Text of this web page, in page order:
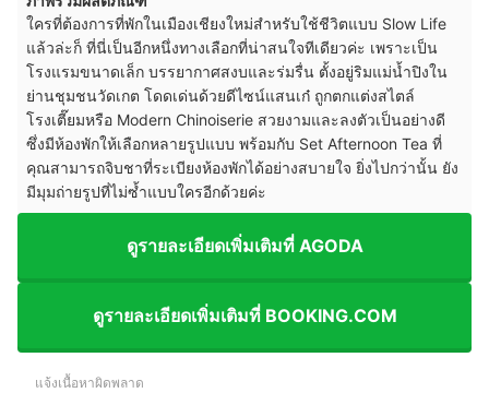
ใครที่ต้องการที่พักในเมืองเชียงใหม่สำหรับใช้ชีวิตแบบ Slow Life
แล้วล่ะก็ ที่นี่เป็นอีกหนึ่งทางเลือกที่น่าสนใจทีเดียวค่ะ เพราะเป็น
โรงแรมขนาดเล็ก บรรยากาศสงบและร่มรื่น ตั้งอยู่ริมแม่น้ำปิงใน
ย่านชุมชนวัดเกต โดดเด่นด้วยดีไซน์แสนเก๋ ถูกตกแต่งสไตล์
โรงเตี๊ยมหรือ Modern Chinoiserie สวยงามและลงตัวเป็นอย่างดี
ซึ่งมีห้องพักให้เลือกหลายรูปแบบ พร้อมกับ Set Afternoon Tea ที่
คุณสามารถจิบชาที่ระเบียงห้องพักได้อย่างสบายใจ ยิ่งไปกว่านั้น ยัง
มีมุมถ่ายรูปที่ไม่ซ้ำแบบใครอีกด้วยค่ะ
ดูรายละเอียดเพิ่มเติมที่ AGODA
ดูรายละเอียดเพิ่มเติมที่ BOOKING.COM
แจ้งเนื้อหาผิดพลาด